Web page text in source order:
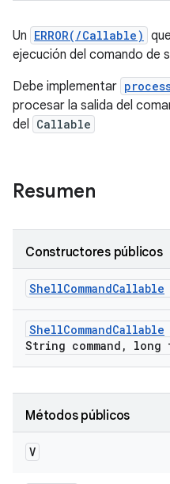
Un ERROR(/Callable)
ejecución del comando de
Debe implementar
procesar la salida del
del Callable
Resumen
Constructores públicos
ShellCommandCallable
ShellCommandCallable
String command , long
Métodos públicos
V